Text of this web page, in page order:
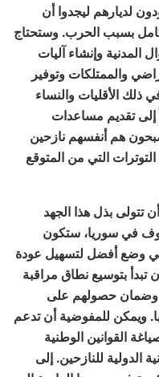
لديارهم ليجدوا أن
بسبب الحرب. وستحتاج
المدنية وإنشاء آليات
والممتلكات وتوفير
ذلك الأقليات والنساء
إلى تقديم مساعدات
هم أنفسهم نازحين
التي من المتوقع
تتولى بذل هذا الجهد
في سوريا، ستكون
في وضع أفضل لتسهيل عودة
تبدأ بتوسيع نطاق مراقبة
وضمان حصولهم على
ويمكن للمفوضية أن تدعم
القوانين الوطنية
الدولية للنازحين. إلى